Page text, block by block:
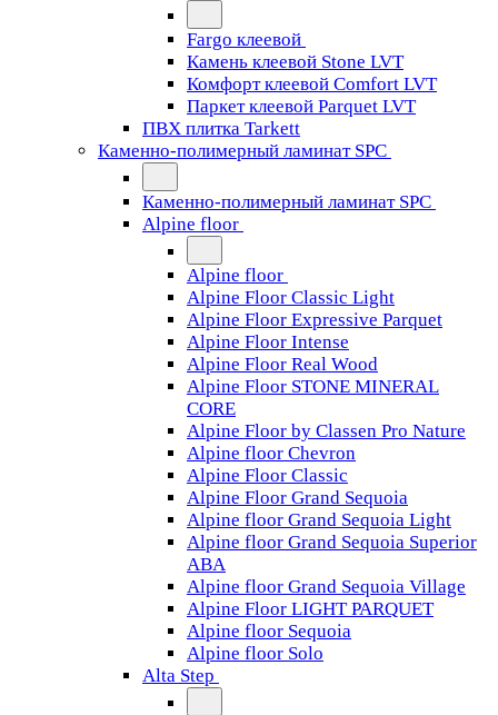
Fargo клеевой
Камень клеевой Stone LVT
Комфорт клеевой Comfort LVT
Паркет клеевой Parquet LVT
ПВХ плитка Tarkett
Каменно-полимерный ламинат SPC
Каменно-полимерный ламинат SPC
Alpine floor
Alpine floor
Alpine Floor Classic Light
Alpine Floor Expressive Parquet
Alpine Floor Intense
Alpine Floor Real Wood
Alpine Floor STONE MINERAL
CORE
Alpine Floor by Classen Pro Nature
Alpine floor Chevron
Alpine Floor Classic
Alpine Floor Grand Sequoia
Alpine floor Grand Sequoia Light
Alpine floor Grand Sequoia Superior
ABA
Alpine floor Grand Sequoia Village
Alpine Floor LIGHT PARQUET
Alpine floor Sequoia
Alpine floor Solo
Alta Step